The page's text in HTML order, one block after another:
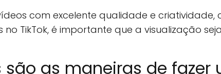
com excelente qualidade e
no TikTok, é importante que a visualização
são as maneiras de